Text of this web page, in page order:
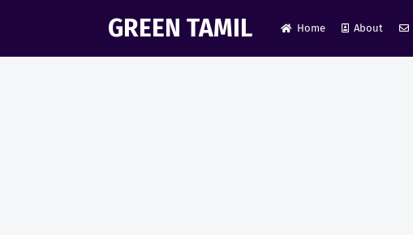
GREEN TAMIL Home About